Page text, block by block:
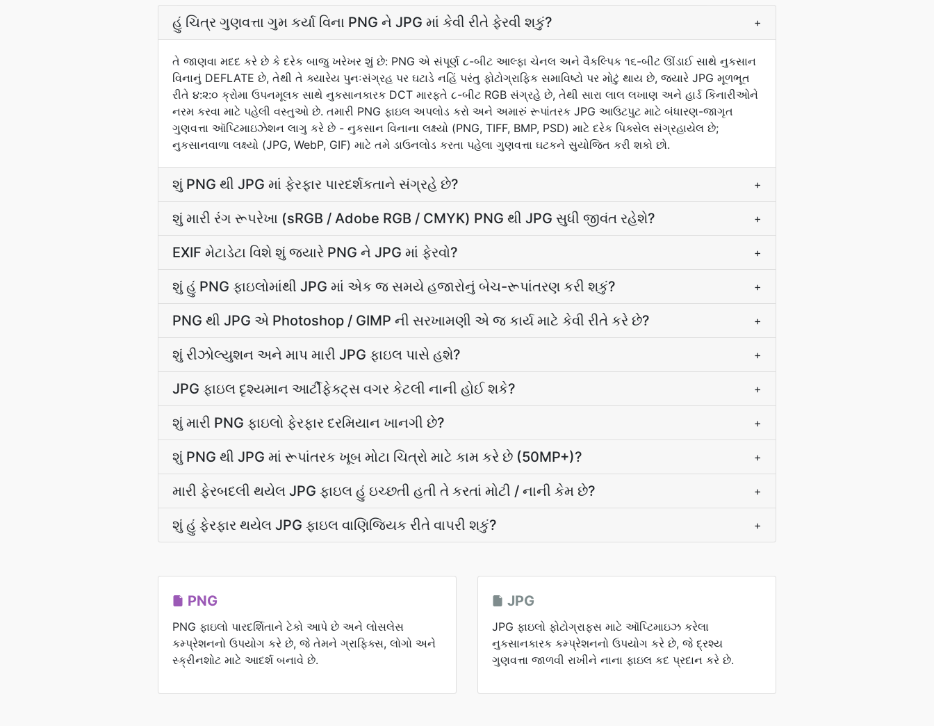
હું ચિત્ર ગુણવત્તા ગુમ કર્યા વિના PNG ને JPG માં કેવી રીતે ફેરવી શકું? +
તે જાણવા મદદ કરે છે કે દરેક બાજુ ખરેખર શું છે: PNG એ સંપૂર્ણ ૮-બીટ આલ્ફા ચેનલ અને વૈકલ્પિક ૧૬-બીટ ઊંડાઈ સાથે નુકસાન
વિનાનું DEFLATE છે, તેથી તે ક્યારેય પુનઃસંગ્રહ પર ઘટાડે નહિં પરંતુ ફોટોગ્રાફિક સમાવિષ્ટો પર મોટું થાય છે, જ્યારે JPG મૂળભૂત
રીતે ૪:૨:૦ ક્રોમા ઉપનમૂલક સાથે નુકસાનકારક DCT મારફતે ૮-બીટ RGB સંગ્રહે છે, તેથી સારા લાલ લખાણ અને હાર્ડ કિનારીઓને
નરમ કરવા માટે પહેલી વસ્તુઓ છે. તમારી PNG ફાઇલ અપલોડ કરો અને અમારું રૂપાંતરક JPG આઉટપુટ માટે બંધારણ-જાગૃત
ગુણવત્તા ઑપ્ટિમાઇઝેશન લાગુ કરે છે - નુકસાન વિનાના લક્ષ્યો (PNG, TIFF, BMP, PSD) માટે દરેક પિક્સેલ સંગ્રહાયેલ છે;
નુકસાનવાળા લક્ષ્યો (JPG, WebP, GIF) માટે તમે ડાઉનલોડ કરતા પહેલા ગુણવત્તા ઘટકને સુયોજિત કરી શકો છો.
શું PNG થી JPG માં ફેરફાર પારદર્શકતાને સંગ્રહે છે? +
શું મારી રંગ રૂપરેખા (sRGB / Adobe RGB / CMYK) PNG થી JPG સુધી જીવંત રહેશે? +
EXIF મેટાડેટા વિશે શું જ્યારે PNG ને JPG માં ફેરવો? +
શું હું PNG ફાઇલોમાંથી JPG માં એક જ સમયે હજારોનું બેચ-રૂપાંતરણ કરી શકું? +
PNG થી JPG એ Photoshop / GIMP ની સરખામણી એ જ કાર્ય માટે કેવી રીતે કરે છે? +
શું રીઝોલ્યુશન અને માપ મારી JPG ફાઇલ પાસે હશે? +
JPG ફાઇલ દૃશ્યમાન આર્ટીફેક્ટ્સ વગર કેટલી નાની હોઈ શકે? +
શું મારી PNG ફાઇલો ફેરફાર દરમિયાન ખાનગી છે? +
શું PNG થી JPG માં રૂપાંતરક ખૂબ મોટા ચિત્રો માટે કામ કરે છે (50MP+)? +
મારી ફેરબદલી થયેલ JPG ફાઇલ હું ઇચ્છતી હતી તે કરતાં મોટી / નાની કેમ છે? +
શું હું ફેરફાર થયેલ JPG ફાઇલ વાણિજ્યિક રીતે વાપરી શકું? +
PNG
PNG ફાઇલો પારદર્શિતાને ટેકો આપે છે અને લોસલેસ
કમ્પ્રેશનનો ઉપયોગ કરે છે, જે તેમને ગ્રાફિક્સ, લોગો અને
સ્ક્રીનશોટ માટે આદર્શ બનાવે છે.
JPG
JPG ફાઇલો ફોટોગ્રાફ્સ માટે ઑપ્ટિમાઇઝ કરેલા
નુકસાનકારક કમ્પ્રેશનનો ઉપયોગ કરે છે, જે દ્રશ્ય
ગુણવત્તા જાળવી રાખીને નાના ફાઇલ કદ પ્રદાન કરે છે.